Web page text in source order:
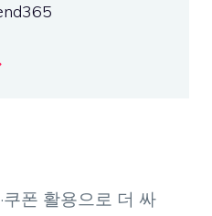
쿠폰 활용으로 더 싸